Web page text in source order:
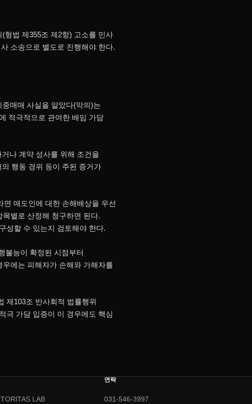
형법 제355조 제2항) 고소를 민사
소송으로 별도로 진행해야 한다.
중매매 사실을 알았다(악의)는
적극적으로 관여한 배임 가담
나 계약 성사를 위해 조건을
행동 경위 등이 주된 증거가
매도인에 대한 손해배상을 우선
별로 산정해 청구하면 된다.
성할 수 있는지 검토해야 한다.
불능이 확정된 시점부터
에는 피해자가 손해와 가해자를
제103조 반사회적 법률행위
극 가담 입증이 이 경우에도 핵심
LAB
연락
031-546-3997